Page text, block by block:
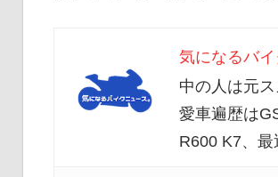
気になるバ
中の人は元
愛車遍歴は
R600 K7、最